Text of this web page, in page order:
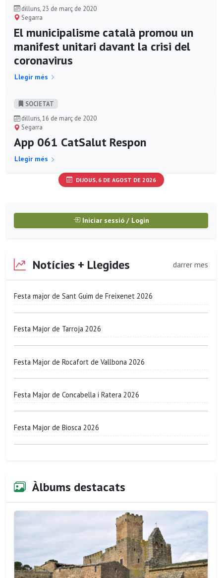
dilluns, 23 de març de 2020
Segarra
El municipalisme català promou un
manifest unitari davant la crisi del
coronavirus
Llegir més
SOCIETAT
dilluns, 16 de març de 2020
Segarra
App 061 CatSalut Respon
Llegir més
DIJOUS, 6 DE AGOST DE 2026
Iniciar sessió / Login
Notícies + Llegides darrer mes
Festa major de Sant Guim de Freixenet 2026
Festa Major de Tarroja 2026
Festa Major de Rocafort de Vallbona 2026
Festa Major de Concabella i Ratera 2026
Festa Major de Biosca 2026
Àlbums destacats